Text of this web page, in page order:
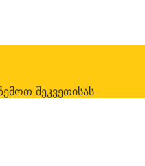
შეკვეთისას